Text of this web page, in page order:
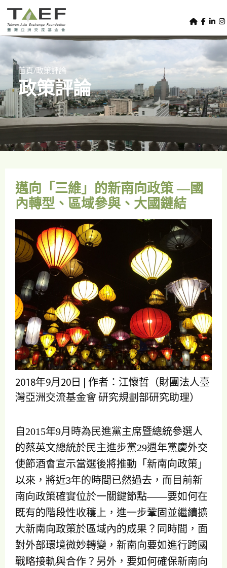
Skip to main content
TAEF
s
e
m
e
n
u
o
m
e
p
a
g
e
m
n
首頁/政策評論
政策評論
邁向「三維」的新南向政策 —國
內轉型、區域參與、大國鏈結
2018年9月20日 | 作者：江懷哲（財團法人臺
灣亞洲交流基金會 研究規劃部研究助理）
自2015年9月時為民進黨主席暨總統參選人
的蔡英文總統於民主進步黨29週年黨慶外交
使節酒會宣示當選後將推動「新南向政策」
以來，將近3年的時間已然過去，而目前新
南向政策確實位於一關鍵節點——要如何在
既有的階段性收穫上，進一步鞏固並繼續擴
大新南向政策於區域內的成果？同時間，面
對外部環境微妙轉變，新南向要如進行跨國
戰略接軌與合作？另外，要如何確保新南向